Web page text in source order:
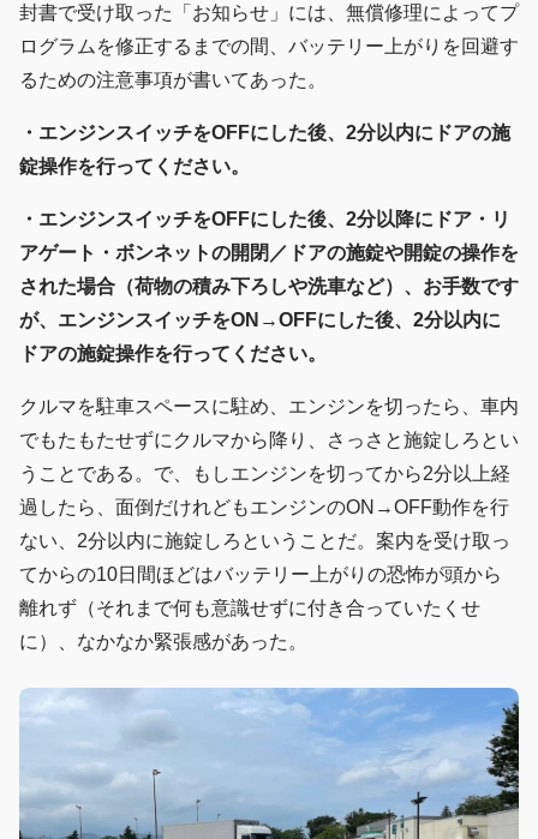
封書で受け取った「お知らせ」には、無償修理によってプ
ログラムを修正するまでの間、バッテリー上がりを回避す
るための注意事項が書いてあった。
・エンジンスイッチをOFFにした後、2分以内にドアの施
錠操作を行ってください。
・エンジンスイッチをOFFにした後、2分以降にドア・リ
アゲート・ボンネットの開閉／ドアの施錠や開錠の操作を
された場合（荷物の積み下ろしや洗車など）、お手数です
が、エンジンスイッチをON→OFFにした後、2分以内に
ドアの施錠操作を行ってください。
クルマを駐車スペースに駐め、エンジンを切ったら、車内
でもたもたせずにクルマから降り、さっさと施錠しろとい
うことである。で、もしエンジンを切ってから2分以上経
過したら、面倒だけれどもエンジンのON→OFF動作を行
ない、2分以内に施錠しろということだ。案内を受け取っ
てからの10日間ほどはバッテリー上がりの恐怖が頭から
離れず（それまで何も意識せずに付き合っていたくせ
に）、なかなか緊張感があった。